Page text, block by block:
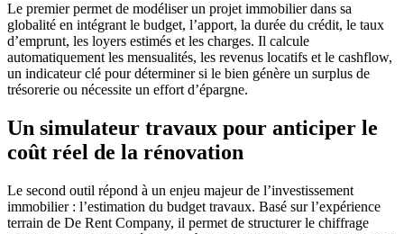
Le premier permet de modéliser un projet immobilier dans sa
globalité en intégrant le budget, l’apport, la durée du crédit, le taux
d’emprunt, les loyers estimés et les charges. Il calcule
automatiquement les mensualités, les revenus locatifs et le cashflow,
un indicateur clé pour déterminer si le bien génère un surplus de
trésorerie ou nécessite un effort d’épargne.
Un simulateur travaux pour anticiper le
coût réel de la rénovation
Le second outil répond à un enjeu majeur de l’investissement
immobilier : l’estimation du budget travaux. Basé sur l’expérience
terrain de De Rent Company, il permet de structurer le chiffrage